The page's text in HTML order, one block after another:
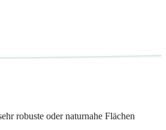
robuste oder naturnahe Flächen